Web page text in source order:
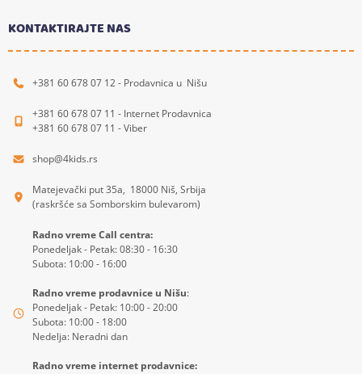
KONTAKTIRAJTE NAS
+381 60 678 07 12 - Prodavnica u Nišu
+381 60 678 07 11 - Internet Prodavnica
+381 60 678 07 11 - Viber
shop@4kids.rs
Matejevački put 35a, 18000 Niš, Srbija
(raskršće sa Somborskim bulevarom)
Radno vreme Call centra:
Ponedeljak - Petak: 08:30 - 16:30
Subota: 10:00 - 16:00
Radno vreme prodavnice u Nišu:
Ponedeljak - Petak: 10:00 - 20:00
Subota: 10:00 - 18:00
Nedelja: Neradni dan
Radno vreme internet prodavnice: